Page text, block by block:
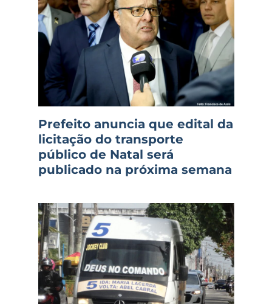
Prefeito anuncia que edital da
licitação do transporte
público de Natal será
publicado na próxima semana